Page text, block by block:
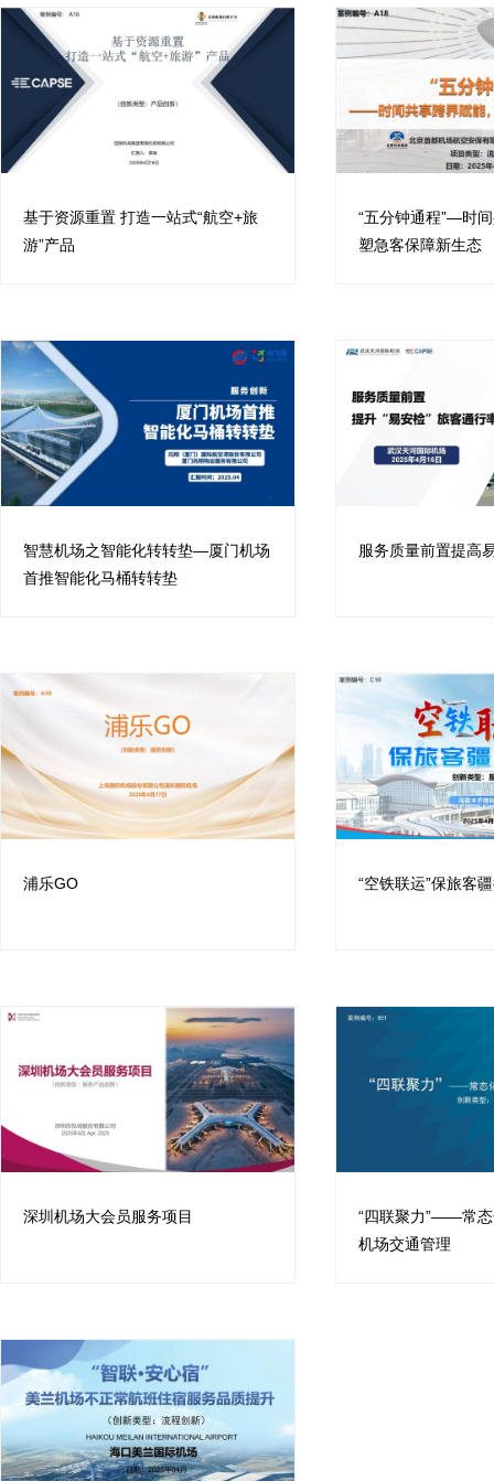
基于资源重置 打造一站式“航空+旅
游”产品
“五分钟通程”—时
塑急客保障新生态
智慧机场之智能化转转垫—厦门机场
首推智能化马桶转转垫
服务质量前置提高
浦乐GO “空铁联运”保旅客
深圳机场大会员服务项目
“四联聚力”——常
机场交通管理